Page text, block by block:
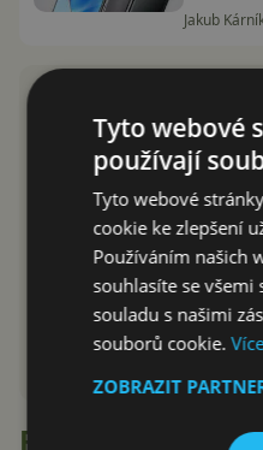
Jakub
Recenze
Tyto webové
používají
Tyto webové
cookie ke zlepšení
Používáním našich
souhlasíte se
souladu s našimi
souborů cookie.
ZOBRAZIT